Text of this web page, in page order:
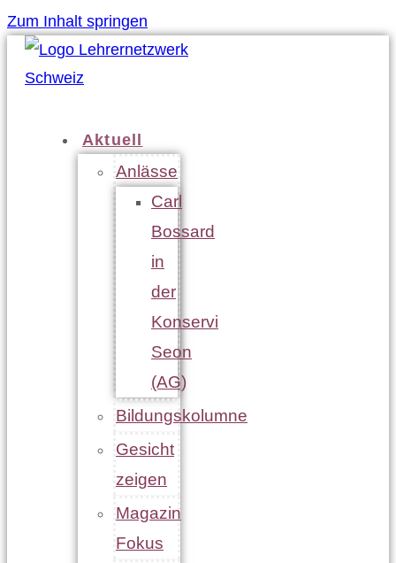
Zum Inhalt springen
Aktuell
Anlässe
Carl
Bossard
in
der
Konservi
Seon
(AG)
Bildungskolumne
Gesicht
zeigen
Magazin
Fokus